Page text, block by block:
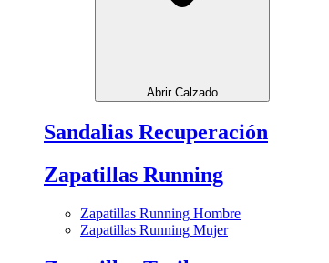
Abrir Calzado
Sandalias Recuperación
Zapatillas Running
Zapatillas Running Hombre
Zapatillas Running Mujer